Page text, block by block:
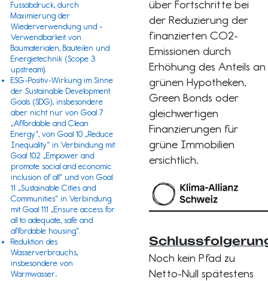
Fussabdruck, durch
Maximierung der
Wiederverwendung und -
Verwendbarkeit von
Baumaterialen, Bauteilen und
Energietechnik (Scope 3
upstream).
ESG-Positiv-Wirkung im Sinne
der Sustainable Development
Goals (SDG), insbesondere
aber nicht nur von Goal 7
„Affordable and Clean
Energy“, von Goal 10 „Reduce
Inequality“ in Verbindung mit
Goal 10.2 „Empower and
promote social and economic
inclusion of all“ und von Goal
11 „Sustainable Cities and
Communities“ in Verbindung
mit Goal 11.1 „Ensure access for
all to adequate, safe and
affordable housing“.
Reduktion des
Wasserverbrauchs,
insbesondere von
Warmwasser.
über Fortschritte bei
der Reduzierung der
finanzierten CO2-
Emissionen durch
Erhöhung des Anteils an
grünen Hypotheken,
Green Bonds oder
gleichwertigen
Finanzierungen für
grüne Immobilien
ersichtlich.
Noch kein Pfad zu
Netto-Null spätestens